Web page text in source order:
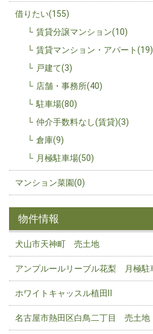
借りたい(155)
賃貸分譲マンション(10)
賃貸マンション・アパート(19)
戸建て(3)
店舗・事務所(40)
駐車場(80)
仲介手数料なし(賃貸)(3)
倉庫(9)
月極駐車場(50)
マンション菜園(0)
物件情報
犬山市天神町 売土地
アンプルールリーブル花梨 月極駐
ホワイトキャッスル植田Ⅱ
名古屋市熱田区白鳥二丁目 売土地